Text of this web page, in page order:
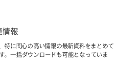
情報
特に関心の高い情報の最新資料をまとめて
。一括ダウンロードも可能となっていま